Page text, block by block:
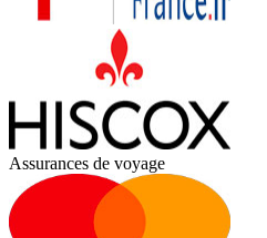
Assurances de voyage